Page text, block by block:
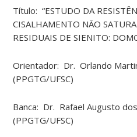
Título: “ESTUDO DA
CISALHAMENTO NÃO
RESIDUAIS DE SIENITO:
Orientador: Dr. Orlando
(PPGTG/UFSC)
Banca: Dr. Rafael Augusto
(PPGTG/UFSC)